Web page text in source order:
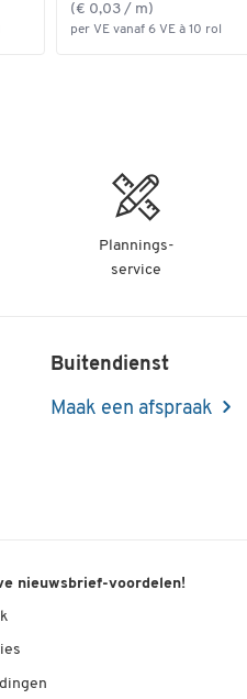
(€ 0,03 / m)
per VE vanaf 6 VE à 10 rol
Plannings-
service
Buitendienst
Maak een afspraak
nieuwsbrief-voordelen!